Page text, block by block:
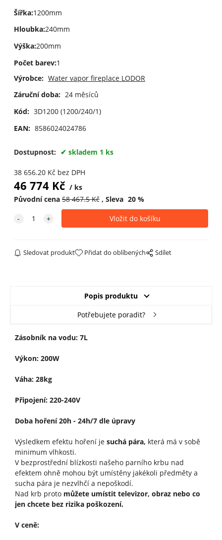
Šířka:1200mm
Hloubka:240mm
Výška:200mm
Počet barev:1
Výrobce: Water vapor fireplace LODOR
Záruční doba: 24 měsíců
Kód: 3D1200 (1200/240/1)
EAN: 8586024024786
Dostupnost: skladem 1 ks
38 656.20Kč bez DPH
46 774Kč
ks
Původní cena 58 467.5Kč Sleva 20%
Sledovat produkt Přidat do oblíbených Sdílet
Popis produktu
Potřebujete poradit?
Zásobník na vodu: 7L
Výkon: 200W
Váha: 28kg
Připojení: 220-240V
Doba hoření 20h - 24h/7 dle úpravy
Výsledkem efektu hoření je suchá pára, která má v sobě
minimum vlhkosti.
V bezprostřední blízkosti našeho parního krbu nad
efektem ohně mohou být umístěny jakékoli předměty a
sucha pára je nezvlhčí a nepoškodí.
Nad krb proto můžete umístit televizor, obraz nebo co
jen chcete bez rizika poškození.
V ceně: